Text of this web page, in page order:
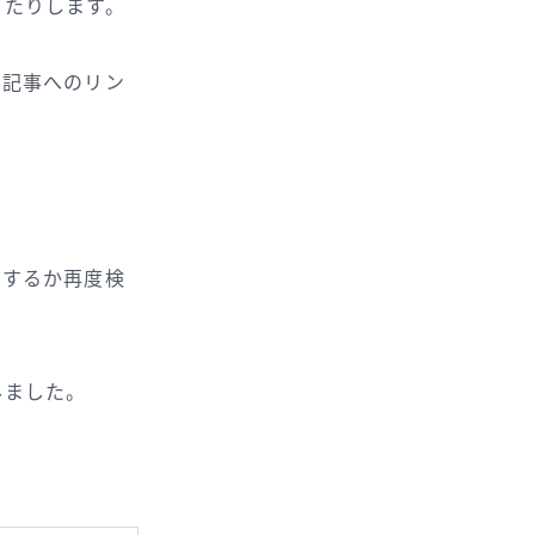
りします。
事へのリン
るか再度検
した。